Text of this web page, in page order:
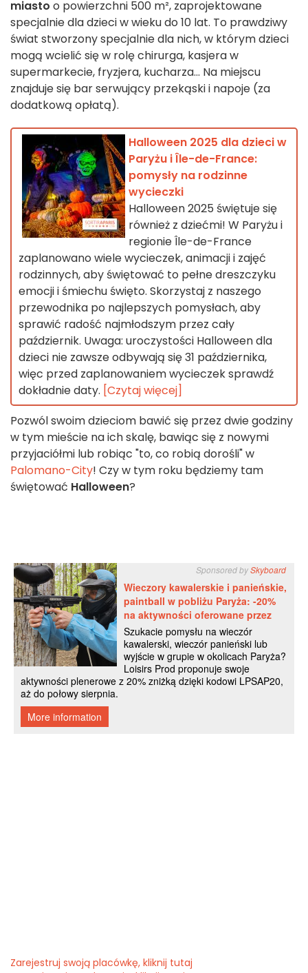
miasto o powierzchni 500 m², zaprojektowane
specjalnie dla dzieci w wieku do 10 lat. To prawdziwy
świat stworzony specjalnie dla nich, w którym dzieci
mogą wcielić się w rolę chirurga, kasjera w
supermarkecie, fryzjera, kucharza... Na miejscu
znajduje się bar serwujący przekąski i napoje (za
dodatkową opłatą).
Halloween 2025 dla dzieci w
Paryżu i Île-de-France:
pomysły na rodzinne
wycieczki
Halloween 2025 świętuje się
również z dziećmi! W Paryżu i
regionie Île-de-France
zaplanowano wiele wycieczek, animacji i zajęć
rodzinnych, aby świętować to pełne dreszczyku
emocji i śmiechu święto. Skorzystaj z naszego
przewodnika po najlepszych pomysłach, aby
sprawić radość najmłodszym przez cały
październik. Uwaga: uroczystości Halloween dla
dzieci nie zawsze odbywają się 31 października,
więc przed zaplanowaniem wycieczek sprawdź
dokładnie daty. [Czytaj więcej]
Pozwól swoim dzieciom bawić się przez dwie godziny
w tym mieście na ich skalę, bawiąc się z nowymi
przyjaciółmi lub robiąc "to, co robią dorośli" w
Palomano-City! Czy w tym roku będziemy tam
świętować Halloween?
Zarejestruj swoją placówkę, kliknij tutaj